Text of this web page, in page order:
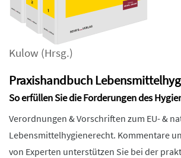
Kulow (Hrsg.)
Praxishandbuch
So erfüllen Sie die Forderungen des
Verordnungen & Vorschriften zum EU- &
Lebensmittelhygienerecht. Kommentare
von Experten unterstützen Sie bei der